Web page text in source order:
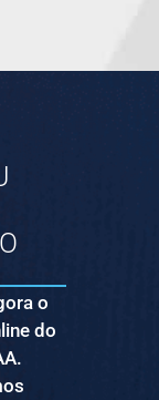
o
do